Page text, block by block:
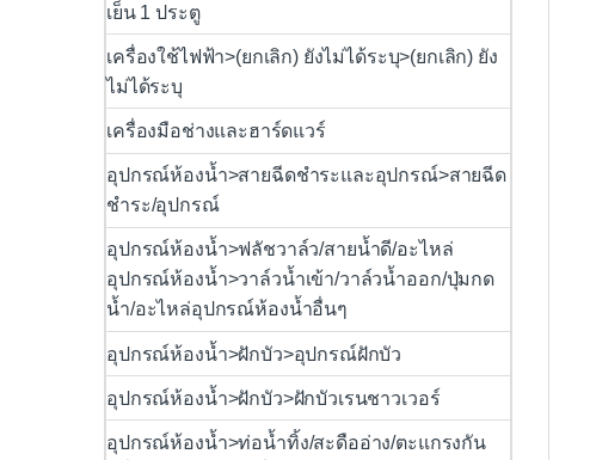
เย็น 1 ประตู
เครื่องใช้ไฟฟ้า>(ยกเลิก) ยังไม่ได้ระบุ>(ยกเลิก) ยัง
ไม่ได้ระบุ
เครื่องมือช่างและฮาร์ดแวร์
อุปกรณ์ห้องน้ำ>สายฉีดชำระและอุปกรณ์>สายฉีด
ชำระ/อุปกรณ์
อุปกรณ์ห้องน้ำ>ฟลัชวาล์ว/สายน้ำดี/อะไหล่
อุปกรณ์ห้องน้ำ>วาล์วน้ำเข้า/วาล์วน้ำออก/ปุ่มกด
น้ำ/อะไหล่อุปกรณ์ห้องน้ำอื่นๆ
อุปกรณ์ห้องน้ำ>ฝักบัว>อุปกรณ์ฝักบัว
อุปกรณ์ห้องน้ำ>ฝักบัว>ฝักบัวเรนชาวเวอร์
อุปกรณ์ห้องน้ำ>ท่อน้ำทิ้ง/สะดืออ่าง/ตะแกรงกัน